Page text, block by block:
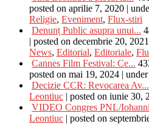
posted on aprilie 7, 2020 |
Religie, Eveniment, Flux-stiri
Denunț Public asupra unui...
| posted on decembrie 20, 2021
News, Editorial, Editoriale,
Cannes Film Festival: Ce...
posted on mai 19, 2024 | under
Decizie CCR: Revocarea Av...
Leontiuc | posted on iunie 30,
VIDEO Congres PNL/
Leontiuc | posted on